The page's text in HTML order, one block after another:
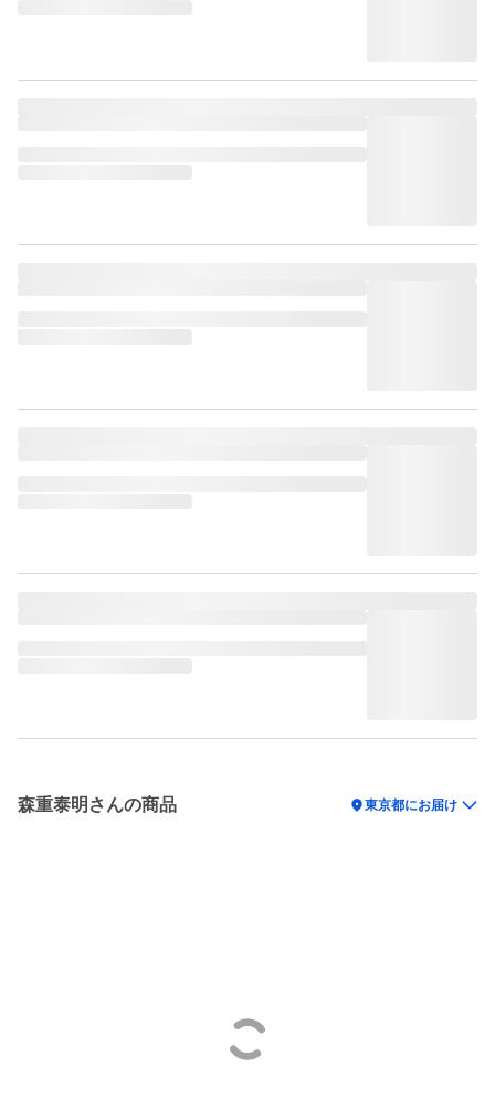
森重泰明さんの商品 location_on東京都にお届け